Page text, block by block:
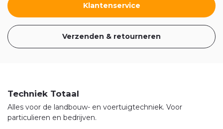
Klantenservice
Verzenden & retourneren
Techniek Totaal
Alles voor de landbouw- en voertuigtechniek. Voor
particulieren en bedrijven.